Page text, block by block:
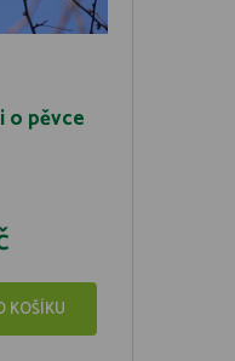
o pěvce
KOŠÍKU